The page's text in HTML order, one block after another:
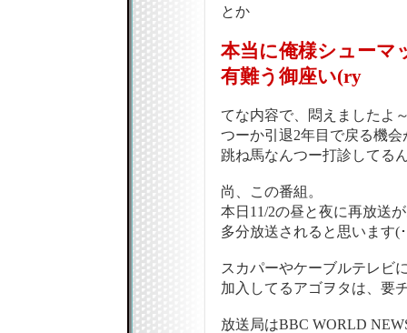
とか
本当に俺様シューマ
有難う御座い(ry
てな内容で、悶えましたよ
つーか引退2年目で戻る機
跳ね馬なんつー打診してる
尚、この番組。
本日11/2の昼と夜に再放送
多分放送されると思います(
スカパーやケーブルテレビ
加入してるアゴヲタは、要
放送局はBBC WORLD